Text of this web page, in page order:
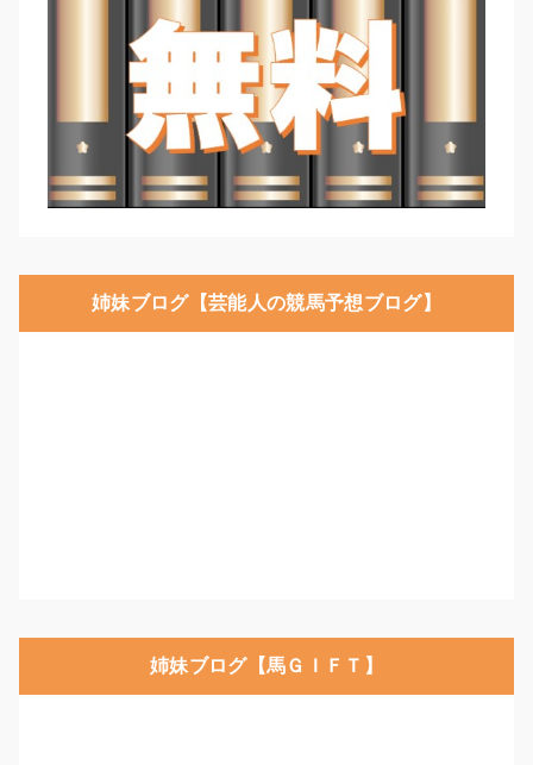
姉妹ブログ【芸能人の競馬予想ブログ】
姉妹ブログ【馬ＧＩＦＴ】